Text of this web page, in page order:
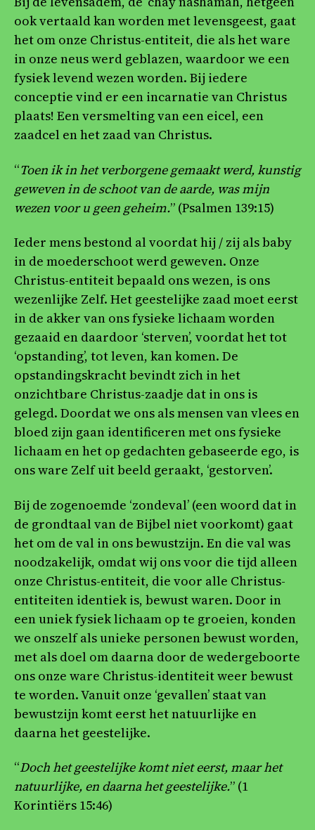
ook vertaald kan worden met levensgeest, gaat
het om onze Christus-entiteit, die als het ware
in onze neus werd geblazen, waardoor we een
fysiek levend wezen worden. Bij iedere
conceptie vind er een incarnatie van Christus
plaats! Een versmelting van een eicel, een
zaadcel en het zaad van Christus.
“Toen ik in het verborgene gemaakt werd, kunstig
geweven in de schoot van de aarde, was mijn
wezen voor u geen geheim.” (Psalmen 139:15)
Ieder mens bestond al voordat hij / zij als baby
in de moederschoot werd geweven. Onze
Christus-entiteit bepaald ons wezen, is ons
wezenlijke Zelf. Het geestelijke zaad moet eerst
in de akker van ons fysieke lichaam worden
gezaaid en daardoor ‘sterven’, voordat het tot
‘opstanding’, tot leven, kan komen. De
opstandingskracht bevindt zich in het
onzichtbare Christus-zaadje dat in ons is
gelegd. Doordat we ons als mensen van vlees en
bloed zijn gaan identificeren met ons fysieke
lichaam en het op gedachten gebaseerde ego, is
ons ware Zelf uit beeld geraakt, ‘gestorven’.
Bij de zogenoemde ‘zondeval’ (een woord dat in
de grondtaal van de Bijbel niet voorkomt) gaat
het om de val in ons bewustzijn. En die val was
noodzakelijk, omdat wij ons voor die tijd alleen
onze Christus-entiteit, die voor alle Christus-
entiteiten identiek is, bewust waren. Door in
een uniek fysiek lichaam op te groeien, konden
we onszelf als unieke personen bewust worden,
met als doel om daarna door de wedergeboorte
ons onze ware Christus-identiteit weer bewust
te worden. Vanuit onze ‘gevallen’ staat van
bewustzijn komt eerst het natuurlijke en
daarna het geestelijke.
“Doch het geestelijke komt niet eerst, maar het
natuurlijke, en daarna het geestelijke.” (1
Korintiërs 15:46)